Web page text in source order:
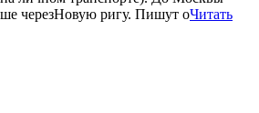
черезНовую ригу. Пишут оЧитать